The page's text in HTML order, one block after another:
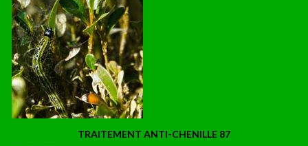
TRAITEMENT ANTI-CHENILLE 87